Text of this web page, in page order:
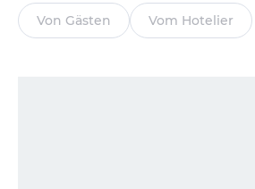
Von Gästen Vom Hotelier